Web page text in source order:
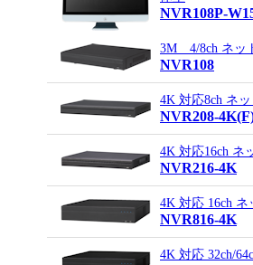
NVR108P-
3M 4/8ch ネッ
NVR108
4K 対応8ch ネ
NVR208-
4K 対応16ch ネ
NVR216-4K
4K 対応 16ch
NVR816-4K
4K 対応 32ch/